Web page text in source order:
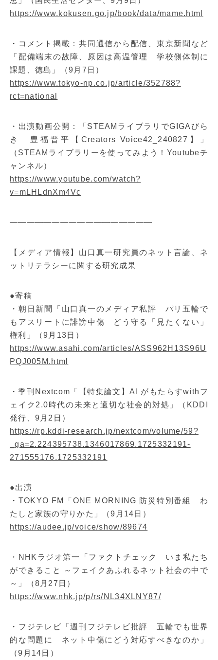
https://www.kokusen.go.jp/book/data/mame.html
・コメント掲載：共同通信から配信、東京新聞など
「配備端末の故障、原因は高温管理 学校側体制に
課題、徳島」（9月7日）
https://www.tokyo-np.co.jp/article/352788?
rct=national
・出演動画公開：「STEAMライブラリでGIGAびら
き 豊福晋平【Creators Voice42_240827】」
（STEAMライブラリーを使ってみよう！Youtubeチ
ャンネル）
https://www.youtube.com/watch?
v=mLHLdnXm4Vc
—————————————————
【メディア情報】山口真一研究員のネット言論、ネ
ットリテラシーに関する研究成果
●寄稿
・朝日新聞「山口真一のメディア私評 パリ五輪で
もアスリートに誹謗中傷 どう守る「見たくない」
権利」（9月13日）
https://www.asahi.com/articles/ASS962H13S96U
PQJ005M.html
・季刊Nextcom「【特集論文】AI がもたらすwithフ
ェイク2.0時代の未来と適切な社会的対処」（KDDI
発行、9月2日）
https://rp.kddi-research.jp/nextcom/volume/59?
_ga=2.224395738.1346017869.1725332191-
271555176.1725332191
●出演
・TOKYO FM「ONE MORNING 防災特別番組 わ
たしと家族の守りかた」（9月14日）
https://audee.jp/voice/show/89674
・NHKラジオ第一「ファクトチェック いま私たち
ができること ～フェイクあふれるネット社会の中で
～」（8月27日）
https://www.nhk.jp/p/rs/NL34XLNY87/
・フジテレビ「週刊フジテレビ批評 五輪でも世界
的な問題に ネット中傷にどう対応すべきなのか」
（9月14日）